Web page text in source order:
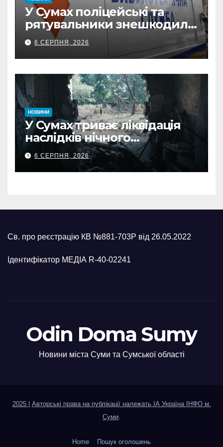
У Сумах поліцейські та
рятувальники знешкодили
500-кілограмову авіабомбу
росіян
6 СЕРПНЯ, 2026
НОВИНИ
У Сумах триває ліквідація
наслідків нічного
масованого удару КАБами
6 СЕРПНЯ, 2026
Св. про реєстрацію КВ №881-703Р від 26.05.2022
Ідентифікатор МЕДІА R-40-02241
Odin Doma Sumy
Новини міста Суми та Сумської області
2025
Авторські права на публікації належать ІА Україна ІНФО м.
Суми.
Home Пошук оголошень